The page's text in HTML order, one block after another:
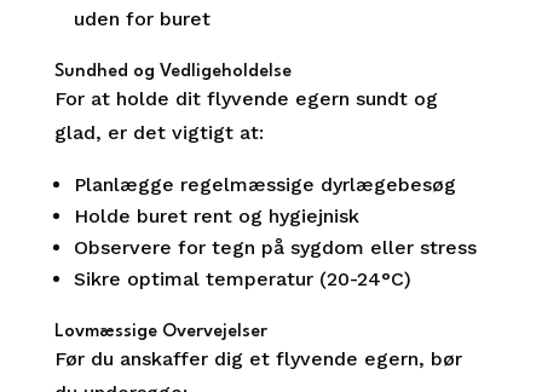
uden for buret
Sundhed og Vedligeholdelse
For at holde dit flyvende egern sundt og
glad, er det vigtigt at:
Planlægge regelmæssige dyrlægebesøg
Holde buret rent og hygiejnisk
Observere for tegn på sygdom eller stress
Sikre optimal temperatur (20-24°C)
Lovmæssige Overvejelser
Før du anskaffer dig et flyvende egern, bør